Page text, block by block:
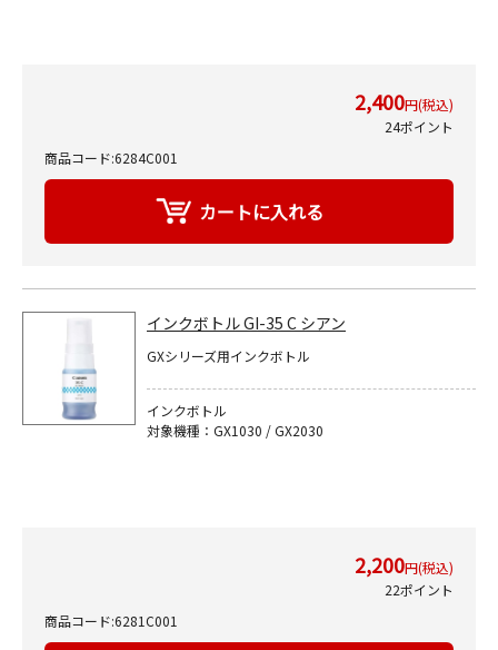
2,400円(税込)
24ポイント
商品コード:6284C001
インクボトル GI-35 C シアン
GXシリーズ用インクボトル
インクボトル
対象機種：GX1030 / GX2030
2,200円(税込)
22ポイント
商品コード:6281C001